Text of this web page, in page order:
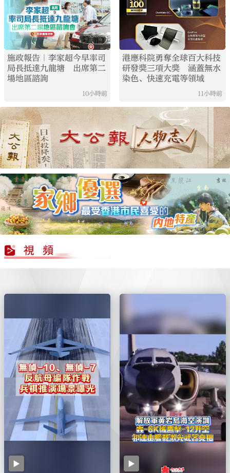
施政報告｜李家超今早率司
局長抵達九龍塘 出席第二
場地區諮詢
10小時前
港應科院勇奪全球百大科技
研發獎三項大獎 涵蓋無水
染色、快速充電等領域
11小時前